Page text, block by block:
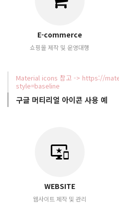
E-commerce
쇼핑몰 제작 및 운영대행
Material icons 참고 -> https://
style=baseline
구글 머티리얼 아이콘 사용 예
important_devices
WEBSITE
웹사이트 제작 및 관리